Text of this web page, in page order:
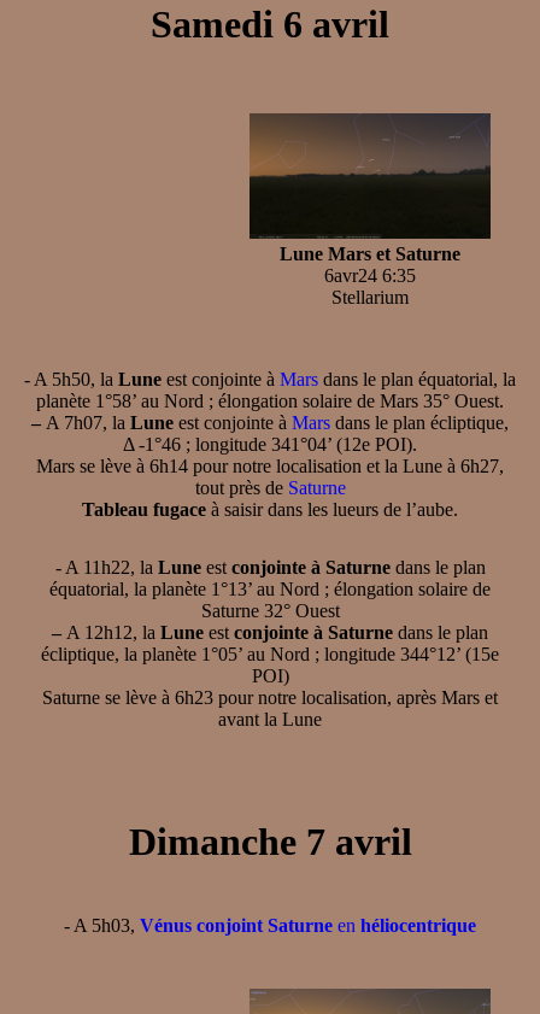
Samedi 6 avril
Lune Mars et Saturne
6avr24 6:35
Stellarium
- A 5h50, la Lune est conjointe à Mars dans le plan équatorial, la
planète 1°58’ au Nord ; élongation solaire de Mars 35° Ouest.
– A 7h07, la Lune est conjointe à Mars dans le plan écliptique,
Δ -1°46 ; longitude 341°04’ (12e POI).
Mars se lève à 6h14 pour notre localisation et la Lune à 6h27,
tout près de Saturne
Tableau fugace à saisir dans les lueurs de l’aube.
- A 11h22, la Luneest conjointe à Saturnedans le plan
équatorial, la planète 1°13’ au Nord ; élongation solaire de
Saturne 32° Ouest
– A 12h12, la Lune est conjointe à Saturne dans le plan
écliptique, la planète 1°05’ au Nord ; longitude 344°12’ (15e
POI)
Saturne se lève à 6h23 pour notre localisation, après Mars et
avant la Lune
Dimanche 7 avril
- A 5h03, Vénus conjoint Saturne en héliocentrique